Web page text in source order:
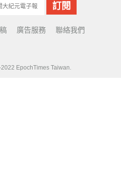
廣告服務 聯絡我們
EpochTimes Taiwan.